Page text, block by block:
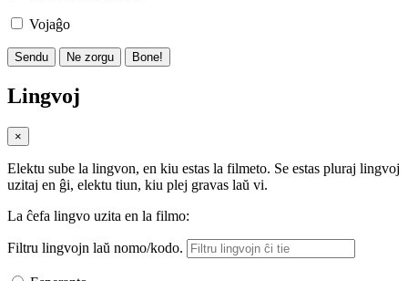
Vojaĝo
Sendu Ne zorgu Bone!
Lingvoj
×
Elektu sube la lingvon, en kiu estas la filmeto. Se estas pluraj lingvoj
uzitaj en ĝi, elektu tiun, kiu plej gravas laŭ vi.
La ĉefa lingvo uzita en la filmo:
Filtru lingvojn laŭ nomo/kodo.